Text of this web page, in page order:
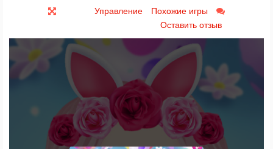
Управление
Похожие игры
Оставить отзыв